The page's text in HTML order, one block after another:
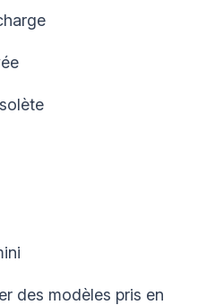
des modèles pris en